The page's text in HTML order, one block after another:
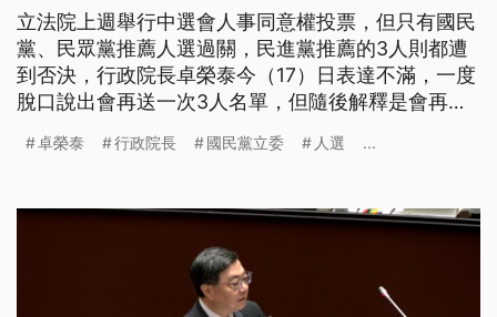
立法院上週舉行中選會人事同意權投票，但只有國民
黨、民眾黨推薦人選過關，民進黨推薦的3人則都遭
到否決，行政院長卓榮泰今（17）日表達不滿，一度
脫口說出會再送一次3人名單，但隨後解釋是會再提
事案，不應被當成朝野協商的籌碼。
卓榮泰 行政院長 國民黨立委 人選 ...